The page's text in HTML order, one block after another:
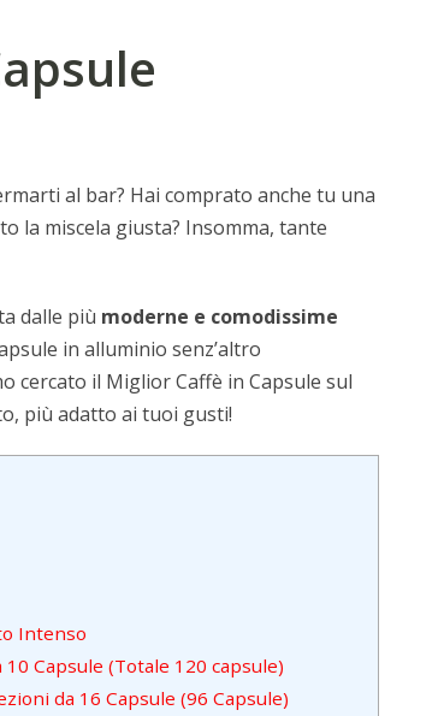
al bar? Hai comprato anche tu una
la miscela giusta? Insomma, tante
dalle più moderne e comodissime
in alluminio senz’altro
cercato il Miglior Caffè in Capsule sul
più adatto ai tuoi gusti!
Intenso
Capsule (Totale 120 capsule)
da 16 Capsule (96 Capsule)